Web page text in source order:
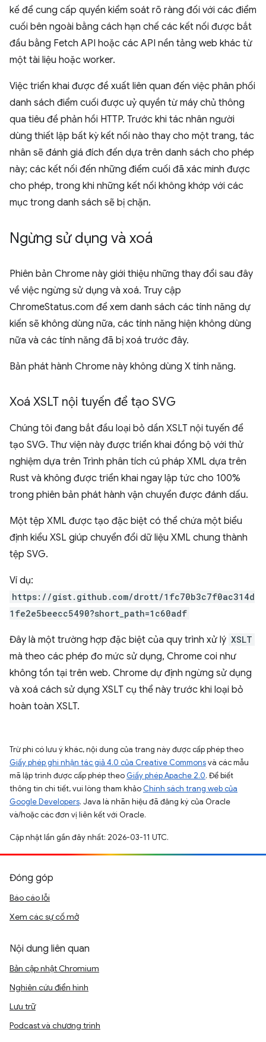
kế để cung cấp quyền kiểm soát rõ ràng đối với các điểm
cuối bên ngoài bằng cách hạn chế các kết nối được bắt
đầu bằng Fetch API hoặc các API nền tảng web khác từ
một tài liệu hoặc worker.
Việc triển khai được đề xuất liên quan đến việc phân phối
danh sách điểm cuối được uỷ quyền từ máy chủ thông
qua tiêu đề phản hồi HTTP. Trước khi tác nhân người
dùng thiết lập bất kỳ kết nối nào thay cho một trang, tác
nhân sẽ đánh giá đích đến dựa trên danh sách cho phép
này; các kết nối đến những điểm cuối đã xác minh được
cho phép, trong khi những kết nối không khớp với các
mục trong danh sách sẽ bị chặn.
Ngừng sử dụng và xoá
Phiên bản Chrome này giới thiệu những thay đổi sau đây
về việc ngừng sử dụng và xoá. Truy cập
ChromeStatus.com để xem danh sách các tính năng dự
kiến sẽ không dùng nữa, các tính năng hiện không dùng
nữa và các tính năng đã bị xoá trước đây.
Bản phát hành Chrome này không dùng X tính năng.
Xoá XSLT nội tuyến để tạo SVG
Chúng tôi đang bắt đầu loại bỏ dần XSLT nội tuyến để
tạo SVG. Thư viện này được triển khai đồng bộ với thử
nghiệm dựa trên Trình phân tích cú pháp XML dựa trên
Rust và không được triển khai ngay lập tức cho 100%
trong phiên bản phát hành vận chuyển được đánh dấu.
Một tệp XML được tạo đặc biệt có thể chứa một biểu
định kiểu XSL giúp chuyển đổi dữ liệu XML chung thành
tệp SVG.
Ví dụ:
https://gist.github.com/drott/1fc70b3c7f0ac314d
1fe2e5beecc5490?short_path=1c60adf
Đây là một trường hợp đặc biệt của quy trình xử lý XSLT
mà theo các phép đo mức sử dụng, Chrome coi như
không tồn tại trên web. Chrome dự định ngừng sử dụng
và xoá cách sử dụng XSLT cụ thể này trước khi loại bỏ
hoàn toàn XSLT.
Trừ phi có lưu ý khác, nội dung của trang này được cấp phép theo
Giấy phép ghi nhận tác giả 4.0 của Creative Commonsvà các mẫu
mã lập trình được cấp phép theo Giấy phép Apache 2.0. Để biết
thông tin chi tiết, vui lòng tham khảo Chính sách trang web của
Google Developers. Java là nhãn hiệu đã đăng ký của Oracle
và/hoặc các đơn vị liên kết với Oracle.
Cập nhật lần gần đây nhất: 2026-03-11 UTC.
Đóng góp
Báo cáo lỗi
Xem các sự cố mở
Nội dung liên quan
Bản cập nhật Chromium
Nghiên cứu điển hình
Lưu trữ
Podcast và chương trình